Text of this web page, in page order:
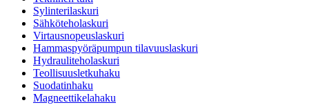
Sylinterilaskuri
Sähköteholaskuri
Virtausnopeuslaskuri
Hammaspyöräpumpun tilavuuslaskuri
Hydrauliteholaskuri
Teollisuusletkuhaku
Suodatinhaku
Magneettikelahaku